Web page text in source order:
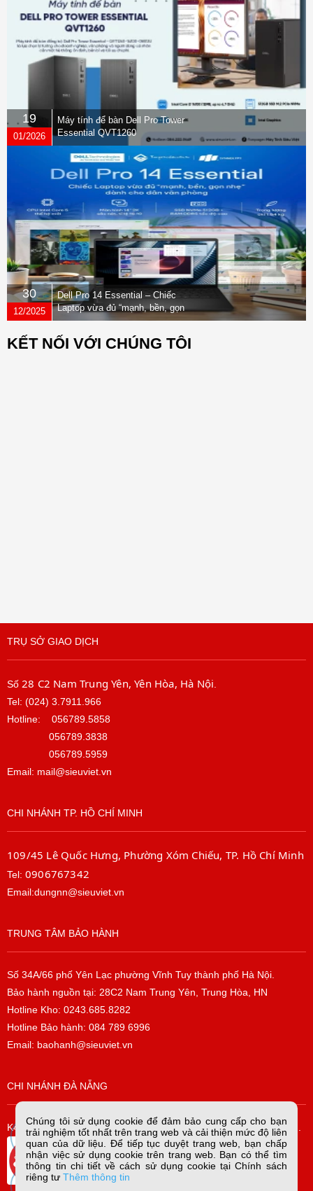
19
01/2026
Máy tính để bàn Dell Pro Tower
Essential QVT1260
30
12/2025
Dell Pro 14 Essential – Chiếc
Laptop vừa đủ “mạnh, bền, gọn
nhẹ” dành cho dân văn phòng
KẾT NỐI VỚI CHÚNG TÔI
TRỤ SỞ GIAO DỊCH
Số 28 C2 Nam Trung Yên, Yên Hòa, Hà Nội
Tel: (024) 3.7911.966
Hotline: 056789.5858
056789.3838
056789.5959
Email: mail@sieuviet.vn
CHI NHÁNH TP. HỒ CHÍ MINH
109/45 Lê Quốc Hưng, Phường Xóm Chiếu, TP. Hồ Chí Minh
Tel: 0906767342
Email:dungnn@sieuviet.vn
TRUNG TÂM BẢO HÀNH
Số 34A/66 phố Yên Lạc phường Vĩnh Tuy thành phố Hà Nội.
Bảo hành nguồn tại: 28C2 Nam Trung Yên, Trung Hòa, HN
Hotline Kho: 0243.685.8282
Hotline Bảo hành: 084 789 6996
Email: baohanh@sieuviet.vn
CHI NHÁNH ĐÀ NẴNG
K42/H2/14 Tiểu La, P. Hòa Cường Bắc, Q. Hải Châu, TP. Đà Nẵng.
Chúng tôi sử dụng cookie để đảm bảo cung cấp cho bạn
trải nghiệm tốt nhất trên trang web và cải thiện mức độ liên
quan của dữ liệu. Để tiếp tục duyệt trang web, bạn chấp
nhận việc sử dụng cookie trên trang web. Bạn có thể tìm
thông tin chi tiết về cách sử dụng cookie tại Chính sách
riêng tưThêm thông tin